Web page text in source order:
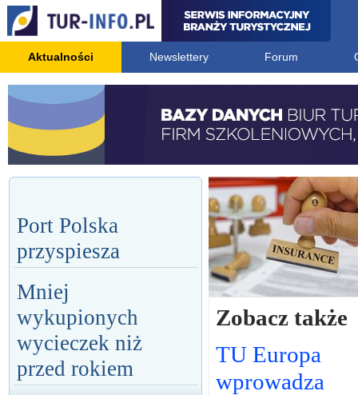
Aktualności Newslettery Forum
Port Polska
przyspiesza
Mniej
wykupionych
wycieczek niż
przed rokiem
Zobacz także
TU Europa
wprowadza